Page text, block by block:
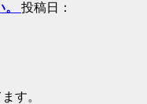
。 投稿日：
す。